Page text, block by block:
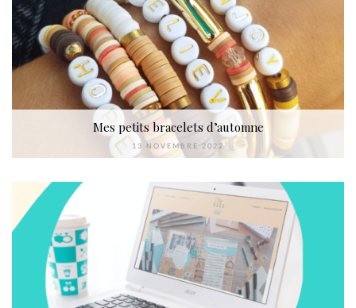
Mes petits bracelets d’automne
13 NOVEMBRE 2022